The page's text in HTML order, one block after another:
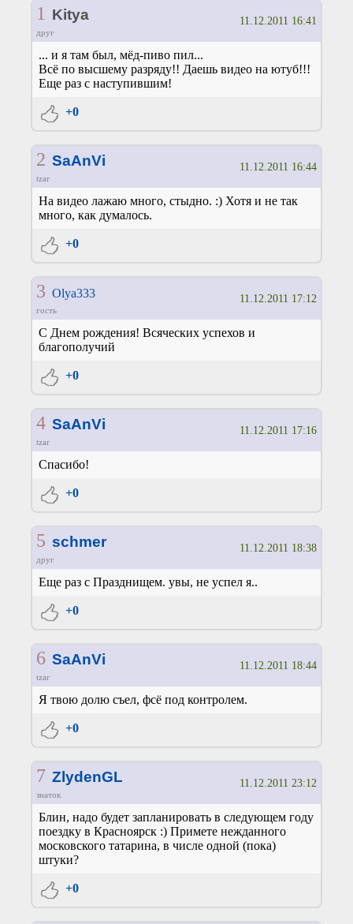
1 Kitya
друг
11.12.2011 16:41
... и я там был, мёд-пиво пил...
Всё по высшему разряду!! Даешь видео на ютуб!!!
Еще раз с наступившим!
+0
2 SaAnVi
tzar
11.12.2011 16:44
На видео лажаю много, стыдно. :) Хотя и не так
много, как думалось.
+0
3 Olya333
гость
11.12.2011 17:12
С Днем рождения! Всяческих успехов и
благополучий
+0
4 SaAnVi
tzar
11.12.2011 17:16
Спасибо!
+0
5 schmer
друг
11.12.2011 18:38
Еще раз с Празднищем. увы, не успел я..
+0
6 SaAnVi
tzar
11.12.2011 18:44
Я твою долю съел, фсё под контролем.
+0
7 ZlydenGL
знаток
11.12.2011 23:12
Блин, надо будет запланировать в следующем году
поездку в Красноярск :) Примете нежданного
московского татарина, в числе одной (пока)
штуки?
+0